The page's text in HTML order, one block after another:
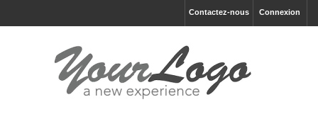
Connexion
Contactez-nous